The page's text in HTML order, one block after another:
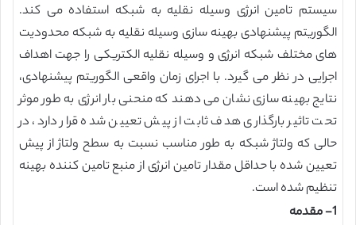
سیستم تامین انرژی وسیله نقلیه به شبکه استفاده می کند.
الگوریتم پیشنهادی بهینه سازی وسیله نقلیه به شبکه محدودیت
های مختلف شبکه انرژی و وسیله نقلیه الکتریکی را جهت اهداف
اجرایی در نظر می گیرد. با اجرای زمان واقعی الگوریتم پیشنهادی،
نتایج بهینه سازی نشان می دهند که منحنی بار انرژی به طور موثر
تحت تاثیر بارگذاری هدف ثابت از پیش تعیین شده قرار دارد، در
حالی که ولتاژ شبکه به طور مناسب نسبت به سطح ولتاژ از پیش
تعیین شده با حداقل مقدار تامین انرژی از منبع تامین کننده بهینه
تنظیم شده است.
1- مقدمه